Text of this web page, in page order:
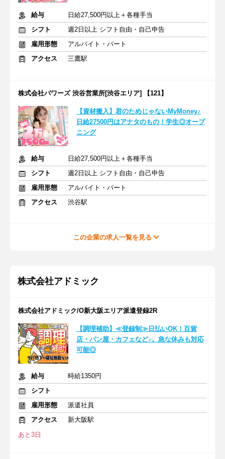
給与
日給27,500円以上＋各種手当
シフト
週2日以上 シフト自由・自己申告
雇用形態
アルバイト・パート
アクセス
三鷹駅
株式会社パワーズ 渋谷営業所[渋谷エリア] 【121】
【資材搬入】君のためじゃないMyMoney♪
日給27500円はアナタのもの！学生◎オープ
ニング
給与
日給27,500円以上＋各種手当
シフト
週2日以上 シフト自由・自己申告
雇用形態
アルバイト・パート
アクセス
渋谷駅
この企業の求人一覧を見る
株式会社アドミック
株式会社アドミック/O新大阪エリア派遣登録2R
【調理補助】≪登録制≫日払いOK！百貨
店・パン屋・カフェなど♪。急な休みも対応
可能◎
給与
時給1350円
シフト
雇用形態
派遣社員
アクセス
新大阪駅
あと3日